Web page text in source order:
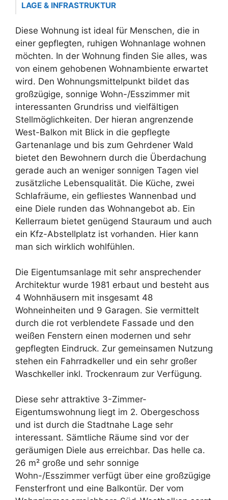
LAGE & INFRASTRUKTUR
Diese Wohnung ist ideal für Menschen, die in
einer gepflegten, ruhigen Wohnanlage wohnen
möchten. In der Wohnung finden Sie alles, was
von einem gehobenen Wohnambiente erwartet
wird. Den Wohnungsmittelpunkt bildet das
großzügige, sonnige Wohn-/Esszimmer mit
interessanten Grundriss und vielfältigen
Stellmöglichkeiten. Der hieran angrenzende
West-Balkon mit Blick in die gepflegte
Gartenanlage und bis zum Gehrdener Wald
bietet den Bewohnern durch die Überdachung
gerade auch an weniger sonnigen Tagen viel
zusätzliche Lebensqualität. Die Küche, zwei
Schlafräume, ein gefliestes Wannenbad und
eine Diele runden das Wohnangebot ab. Ein
Kellerraum bietet genügend Stauraum und auch
ein Kfz-Abstellplatz ist vorhanden. Hier kann
man sich wirklich wohlfühlen.
Die Eigentumsanlage mit sehr ansprechender
Architektur wurde 1981 erbaut und besteht aus
4 Wohnhäusern mit insgesamt 48
Wohneinheiten und 9 Garagen. Sie vermittelt
durch die rot verblendete Fassade und den
weißen Fenstern einen modernen und sehr
gepflegten Eindruck. Zur gemeinsamen Nutzung
stehen ein Fahrradkeller und ein sehr großer
Waschkeller inkl. Trockenraum zur Verfügung.
Diese sehr attraktive 3-Zimmer-
Eigentumswohnung liegt im 2. Obergeschoss
und ist durch die Stadtnahe Lage sehr
interessant. Sämtliche Räume sind vor der
geräumigen Diele aus erreichbar. Das helle ca.
26 m² große und sehr sonnige
Wohn-/Esszimmer verfügt über eine großzügige
Fensterfront und eine Balkontür. Der vom